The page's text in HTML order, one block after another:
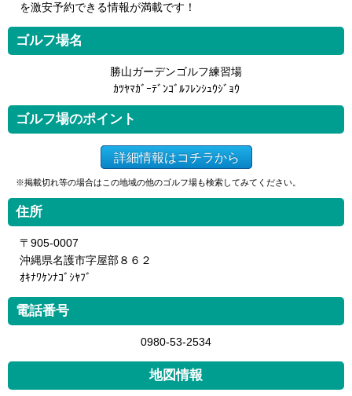
を激安予約できる情報が満載です！
ゴルフ場名
勝山ガーデンゴルフ練習場
ｶﾂﾔﾏｶﾞｰﾃﾞﾝｺﾞﾙﾌﾚﾝｼｭｳｼﾞｮｳ
ゴルフ場のポイント
詳細情報はコチラから
※掲載切れ等の場合はこの地域の他のゴルフ場も検索してみてください。
住所
〒905-0007
沖縄県名護市字屋部８６２
ｵｷﾅﾜｹﾝﾅｺﾞｼﾔﾌﾞ
電話番号
0980-53-2534
地図情報